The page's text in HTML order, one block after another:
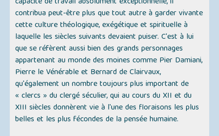
contribua peut-être plus que tout autre à garder vivante
cette culture théologique, exégétique et spirituelle à
laquelle les siècles suivants devaient puiser. C'est à lui
que se réfèrent aussi bien des grands personnages
appartenant au monde des moines comme Pier Damiani,
Pierre le Vénérable et Bernard de Clairvaux,
qu'également un nombre toujours plus important de
« clercs » du clergé séculier, qui au cours du XII et du
XIII siècles donnèrent vie à l'une des floraisons les plus
belles et les plus fécondes de la pensée humaine.